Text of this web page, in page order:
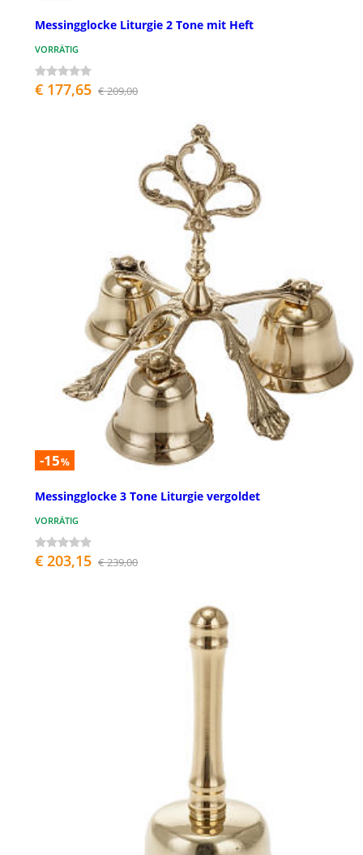
Messingglocke Liturgie 2 Tone mit Heft
VORRÄTIG
€ 177,65 € 209,00
-15%
Messingglocke 3 Tone Liturgie vergoldet
VORRÄTIG
€ 203,15 € 239,00